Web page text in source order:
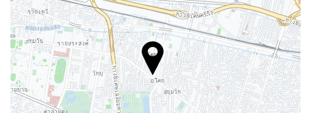
Gimnasio
Piscina
Piscina
Piscina infantil